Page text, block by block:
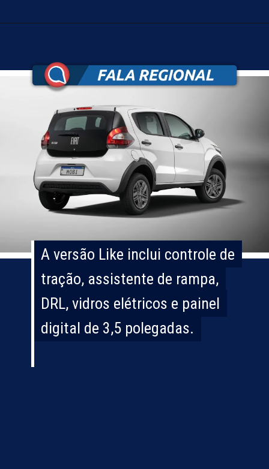
A versão Like inclui controle de
tração, assistente de rampa,
DRL, vidros elétricos e painel
digital de 3,5 polegadas.
A versão Like inclui controle de
tração, assistente de rampa,
DRL, vidros elétricos e painel
digital de 3,5 polegadas.